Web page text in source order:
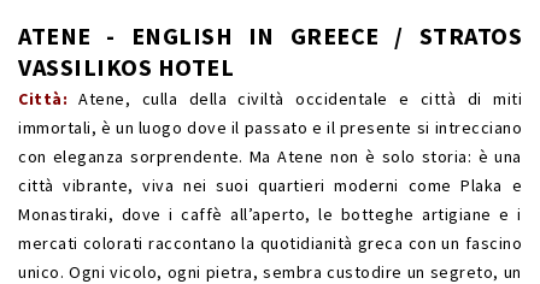
ATENE - ENGLISH IN GREECE / STRATOS
VASSILIKOS HOTEL
Città:Atene, culla della civiltà occidentale e città di miti
immortali, è un luogo dove il passato e il presente si intrecciano
con eleganza sorprendente. Ma Atene non è solo storia: è una
città vibrante, viva nei suoi quartieri moderni come Plaka e
Monastiraki, dove i caffè all’aperto, le botteghe artigiane e i
mercati colorati raccontano la quotidianità greca con un fascino
unico. Ogni vicolo, ogni pietra, sembra custodire un segreto, un